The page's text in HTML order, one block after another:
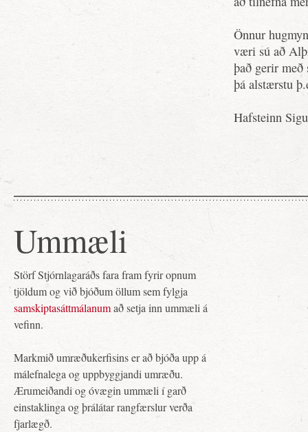
Önnur
væri sú að
það gerir með
þá alstærstu
Hafsteinn
Ummæli
Störf Stjórnlagaráðs fara fram fyrir opnum
tjöldum og við bjóðum öllum sem fylgja
samskiptasáttmálanumað setja inn ummæli á
vefinn.
Markmið umræðukerfisins er að bjóða upp á
málefnalega og uppbyggjandi umræðu.
Ærumeiðandi og óvægin ummæli í garð
einstaklinga og þrálátar rangfærslur verða
fjarlægð.